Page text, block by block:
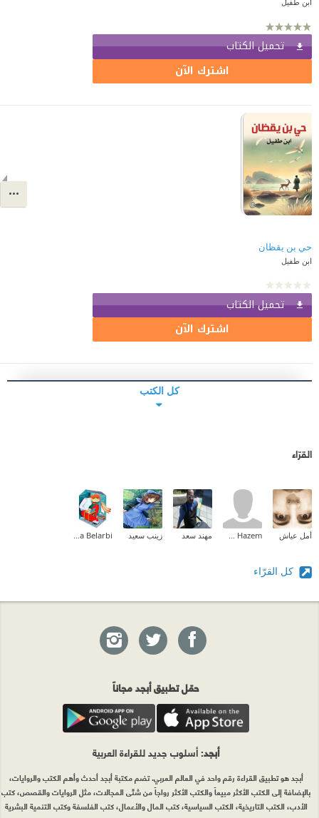
تحميل الكتاب
اشترك الآن
حي بن يقظان
ابن طفيل
تحميل الكتاب
اشترك الآن
كل الكتب
القرّاء
أمل عياش مهند سعد زينب سعيد
كل القرّاء
حمّل تطبيق أبجد مجاناً
أبجد: أسلوب جديد للقراءة العربية
أبجد هو تطبيق القراءة رقم واحد في العالم العربي. تضم مكتبة أبجد أحدث وأهم الكتب والروايات،
بالإضافة إلى الكتب الأكثر مبيعاً والكتب الأكثر رواجاً من شتّى المجالات، مثل الروايات والقصص، كتب
الأدب، الكتب التاريخية، الكتب السياسية، كتب المال والأعمال، كتب الفلسفة وكتب التنمية البشرية